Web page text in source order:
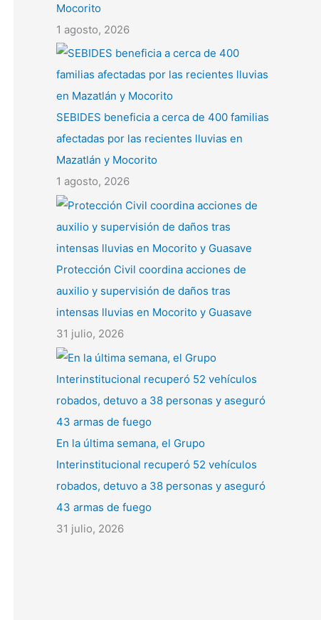
Mocorito
1 agosto, 2026
SEBIDES beneficia a cerca de 400 familias
afectadas por las recientes lluvias en
Mazatlán y Mocorito
1 agosto, 2026
Protección Civil coordina acciones de
auxilio y supervisión de daños tras
intensas lluvias en Mocorito y Guasave
31 julio, 2026
En la última semana, el Grupo
Interinstitucional recuperó 52 vehículos
robados, detuvo a 38 personas y aseguró
43 armas de fuego
31 julio, 2026